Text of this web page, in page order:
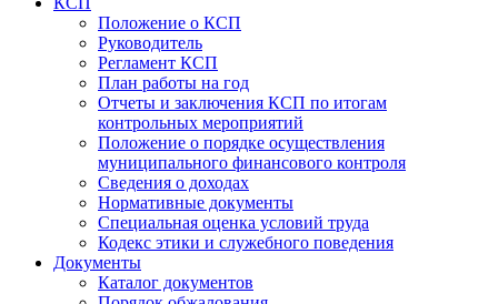
Положение о КСП
Руководитель
Регламент КСП
План работы на год
Отчеты и заключения КСП по итогам
контрольных мероприятий
Положение о порядке осуществления
муниципального финансового контроля
Сведения о доходах
Нормативные документы
Специальная оценка условий труда
Кодекс этики и служебного поведения
Документы
Каталог документов